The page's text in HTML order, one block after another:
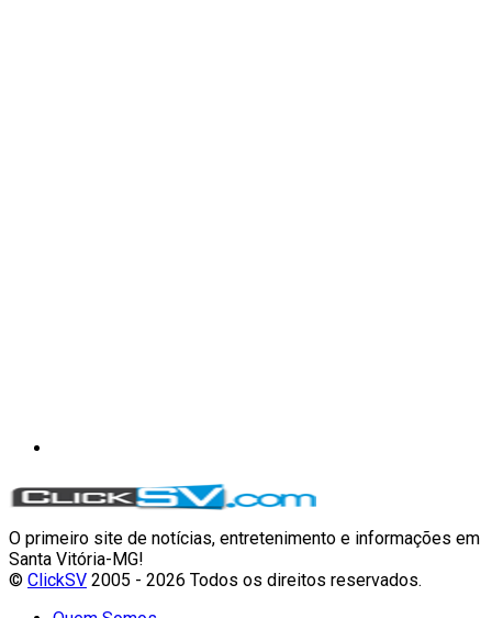
O primeiro site de notícias, entretenimento e informações em
Santa Vitória-MG!
© ClickSV 2005 - 2026 Todos os direitos reservados.